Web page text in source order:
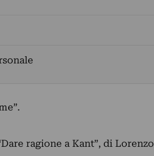
ragione a Kant”, di Lorenzo